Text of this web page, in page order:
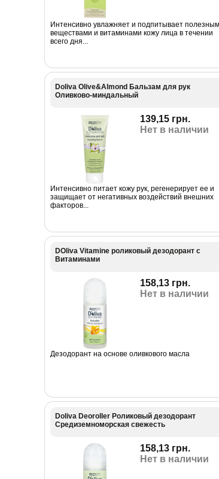
Интенсивно увлажняет и подпитывает
веществами и витаминами кожу лица в течении
всего дня...
Doliva Olive&Almond Бальзам для рук
Оливково-миндальный
139,15 грн.
Нет в наличии
Интенсивно питает кожу рук, регенерирует ее и
защищает от негативных воздействий внешних
факторов...
DOliva Vitamine роликовый дезодорант с
Витаминами
158,13 грн.
Нет в наличии
Дезодорант на основе оливкового масла
Doliva Deoroller Роликовый дезодорант
Средиземноморская свежесть
158,13 грн.
Нет в наличии